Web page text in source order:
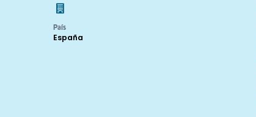
País
España